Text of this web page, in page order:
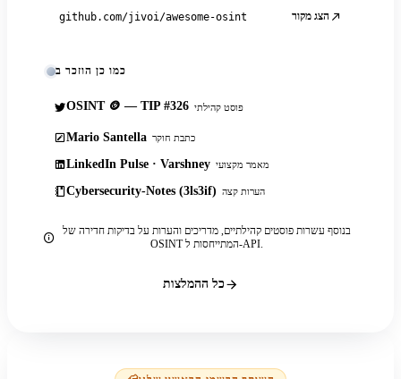
github.com/jivoi/awesome-osint הצג מקור
כמו כן הוזכר ב
OSINT 🪙 — TIP #326 פוסט קהילתי
Mario Santella כתבת חוקר
LinkedIn Pulse · Varshney מאמר מקצועי
Cybersecurity-Notes (3ls3if) הערות קצה
בנוסף עשרות פוסטים קהילתיים, מדריכים והערות על בדיקות חדירה של
OSINT המתייחסות ל-API.
כל ההמלצות